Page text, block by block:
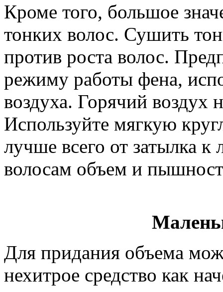
Кроме того, большое
тонких волос. Сушить
против роста волос.
режиму работы фена,
воздуха. Горячий воздух
Используйте мягкую
лучше всего от затылка к
волосам объем и
Для придания объема
нехитрое средство как